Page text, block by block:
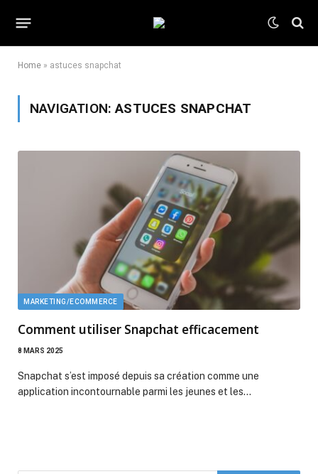
Home » astuces snapchat
NAVIGATION:ASTUCES SNAPCHAT
MARKETING/ECOMMERCE
Comment utiliser Snapchat efficacement
8 MARS 2025
Snapchat s’est imposé depuis sa création comme une
application incontournable parmi les jeunes et les…